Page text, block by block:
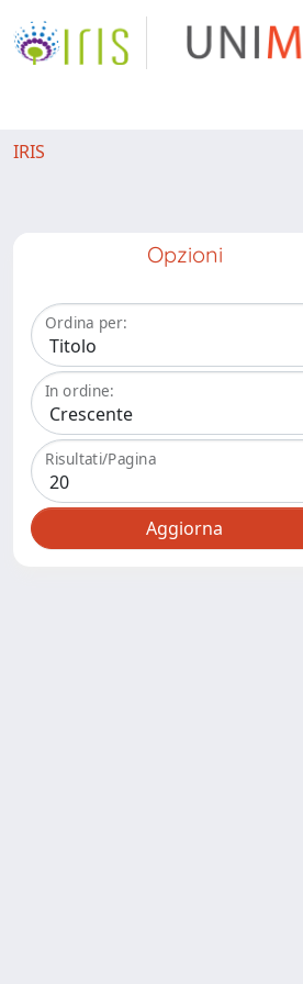
IRIS
Opzioni
Ordina per:
In ordine:
Risultati/Pagina